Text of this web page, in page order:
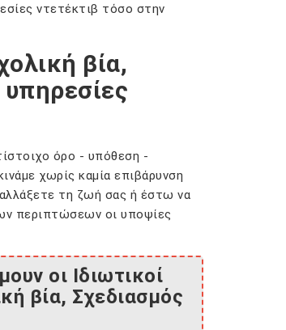
ντετέκτιβ τόσο στην
βία,
όρο - υπόθεση -
χωρίς καμία επιβάρυνση
τη ζωή σας ή έστω να
περιπτώσεων οι υποψίες
οι Ιδιωτικοί
βία, Σχεδιασμός